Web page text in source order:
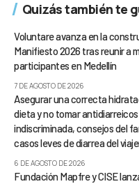
Quizás también te
Voluntare avanza en la
Manifiesto 2026 tras reunir a
participantes en Medellín
7 DE AGOSTO DE 2026
Asegurar una correcta
dieta y no tomar
indiscriminada, consejos del
casos leves de diarrea del
6 DE AGOSTO DE 2026
Fundación Mapfre y CISE